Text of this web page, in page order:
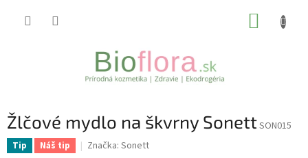
Žlčové mydlo na škvrny SonettSON015
Tip Náš tip Značka: Sonett